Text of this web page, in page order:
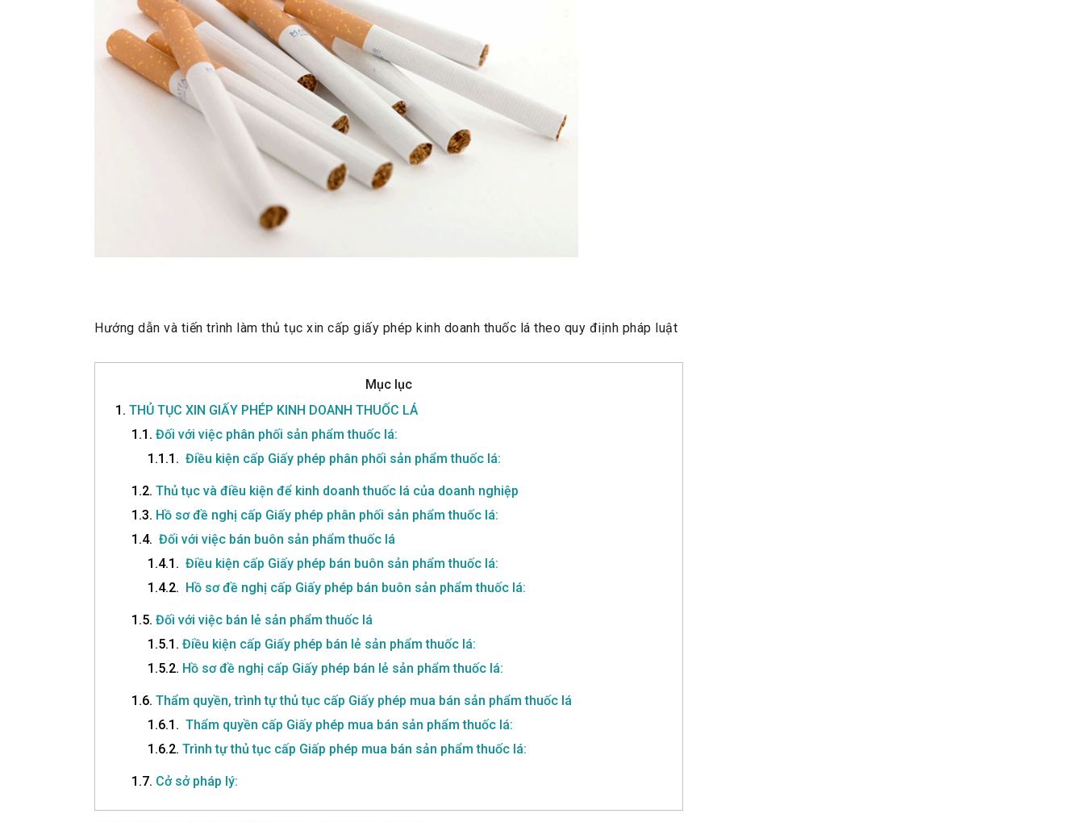
Hướng dẫn và tiến trình làm thủ tục xin cấp giấy phép kinh doanh thuốc lá theo quy điịnh pháp luật
Mục lục
1. THỦ TỤC XIN GIẤY PHÉP KINH DOANH THUỐC LÁ
1.1. Đối với việc phân phối sản phẩm thuốc lá:
1.1.1. Điều kiện cấp Giấy phép phân phối sản phẩm thuốc lá:
1.2. Thủ tục và điều kiện để kinh doanh thuốc lá của doanh nghiệp
1.3. Hồ sơ đề nghị cấp Giấy phép phân phối sản phẩm thuốc lá:
1.4. Đối với việc bán buôn sản phẩm thuốc lá
1.4.1. Điều kiện cấp Giấy phép bán buôn sản phẩm thuốc lá:
1.4.2. Hồ sơ đề nghị cấp Giấy phép bán buôn sản phẩm thuốc lá:
1.5. Đối với việc bán lẻ sản phẩm thuốc lá
1.5.1. Điều kiện cấp Giấy phép bán lẻ sản phẩm thuốc lá:
1.5.2. Hồ sơ đề nghị cấp Giấy phép bán lẻ sản phẩm thuốc lá:
1.6. Thẩm quyền, trình tự thủ tục cấp Giấy phép mua bán sản phẩm thuốc lá
1.6.1. Thẩm quyền cấp Giấy phép mua bán sản phẩm thuốc lá:
1.6.2. Trình tự thủ tục cấp Giấp phép mua bán sản phẩm thuốc lá:
1.7. Cở sở pháp lý: